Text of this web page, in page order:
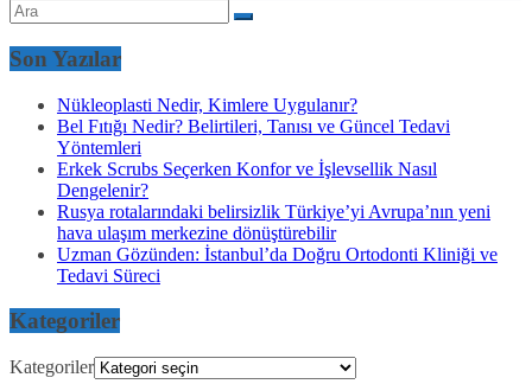
Son Yazılar
Nükleoplasti Nedir, Kimlere Uygulanır?
Bel Fıtığı Nedir? Belirtileri, Tanısı ve Güncel Tedavi
Yöntemleri
Erkek Scrubs Seçerken Konfor ve İşlevsellik Nasıl
Dengelenir?
Rusya rotalarındaki belirsizlik Türkiye’yi Avrupa’nın yeni
hava ulaşım merkezine dönüştürebilir
Uzman Gözünden: İstanbul’da Doğru Ortodonti Kliniği ve
Tedavi Süreci
Kategoriler
Kategoriler